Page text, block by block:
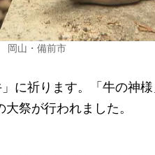
岡山・備前市
に祈ります。「牛の神
祭が行われました。